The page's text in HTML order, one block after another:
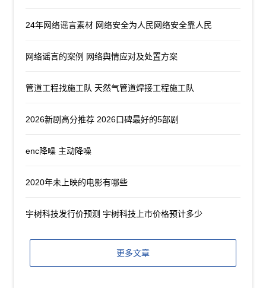
24年网络谣言素材 网络安全为人民网络安全靠人民
网络谣言的案例 网络舆情应对及处置方案
管道工程找施工队 天然气管道焊接工程施工队
2026新剧高分推荐 2026口碑最好的5部剧
enc降噪 主动降噪
2020年未上映的电影有哪些
宇树科技发行价预测 宇树科技上市价格预计多少
更多文章